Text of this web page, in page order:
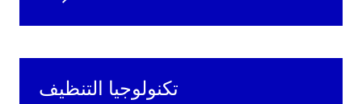
تكنولوجيا التنظيف